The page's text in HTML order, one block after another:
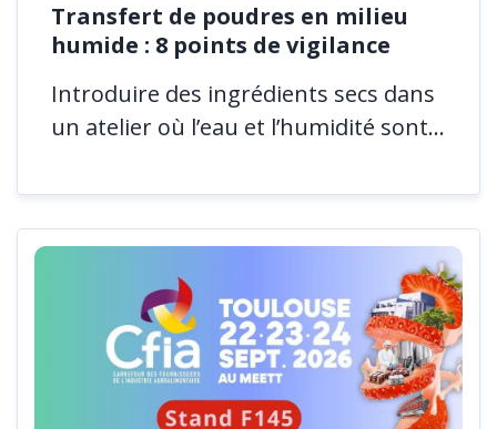
Transfert de poudres en milieu
humide : 8 points de vigilance
Introduire des ingrédients secs dans
un atelier où l’eau et l’humidité sont...